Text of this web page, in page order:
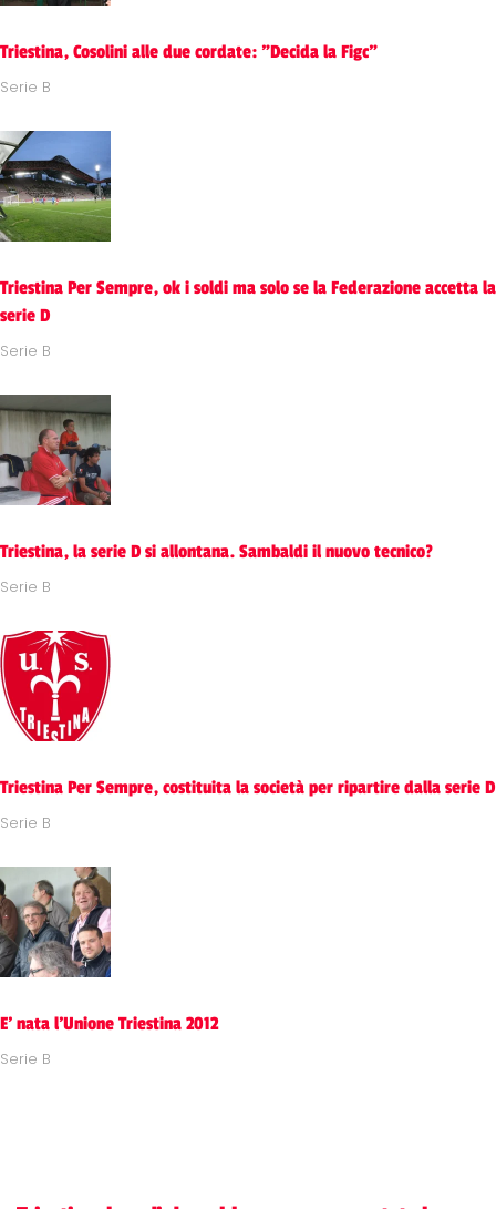
Triestina, Cosolini alle due cordate: "Decida la Figc"
Serie B
Triestina Per Sempre, ok i soldi ma solo se la Federazione accetta la
serie D
Serie B
Triestina, la serie D si allontana. Sambaldi il nuovo tecnico?
Serie B
Triestina Per Sempre, costituita la società per ripartire dalla serie D
Serie B
E' nata l'Unione Triestina 2012
Serie B